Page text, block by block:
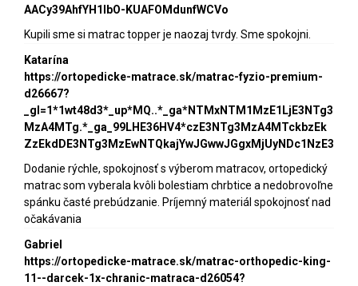
AACy39AhfYH1lbO-KUAFOMdunfWCVo
Kupili sme si matrac topper je naozaj tvrdy. Sme spokojni.
Katarína
https://ortopedicke-matrace.sk/matrac-fyzio-premium-
d26667?
_gl=1*1wt48d3*_up*MQ..*_ga*NTMxNTM1MzE1LjE3NTg3
MzA4MTg.*_ga_99LHE36HV4*czE3NTg3MzA4MTckbzEk
ZzEkdDE3NTg3MzEwNTQkajYwJGwwJGgxMjUyNDc1NzE3
Dodanie rýchle, spokojnosť s výberom matracov, ortopedický
matrac som vyberala kvôli bolestiam chrbtice a nedobrovoľne
spánku časté prebúdzanie. Príjemný materiál spokojnosť nad
očakávania
Gabriel
https://ortopedicke-matrace.sk/matrac-orthopedic-king-
11--darcek-1x-chranic-matraca-d26054?